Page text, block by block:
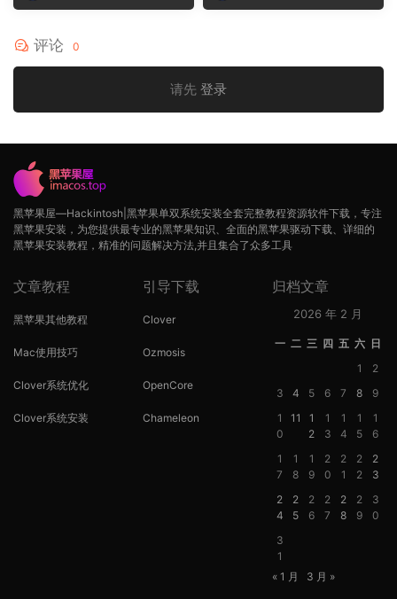
op
op
评论 0
请先 登录
黑苹果屋—Hackintosh|黑苹果单双系统安装全套完整教程资源软件下载，专注
黑苹果安装，为您提供最专业的黑苹果知识、全面的黑苹果驱动下载、详细的
黑苹果安装教程，精准的问题解决方法,并且集合了众多工具
文章教程
黑苹果其他教程
Mac使用技巧
Clover系统优化
Clover系统安装
引导下载
Clover
Ozmosis
OpenCore
Chameleon
归档文章
2026 年 2 月
一 二 三 四 五 六 日
1
2
3
4 5 6 7 8
9
1
0
11
1
2
1
3
1
4
1
5
1
6
1
7
1
8
1
9
2
0
2
1
2
2
2
3
2
4
2
5
2
6
2
7
2
8
2
9
3
0
3
1
« 1 月
3 月 »